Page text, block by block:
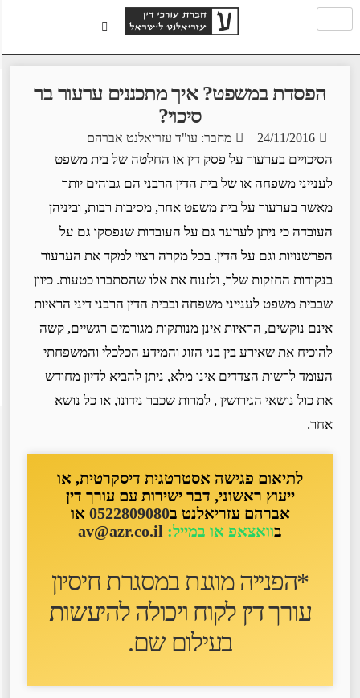
הפסדת במשפט? איך מתכננים ערעור בר
סיכוי?
24/11/2016 מחבר: עו"ד עזריאלנט אברהם
הסיכויים בערעור על פסק דין או החלטה של בית משפט
לענייני משפחה או של בית הדין הרבני הם גבוהים יותר
מאשר בערעור על בית משפט אחר, מסיבות רבות, וביניהן
העובדה כי ניתן לערער גם על העובדות שנפסקו גם על
הפרשנויות וגם על הדין. בכל מקרה רצוי למקד את הערעור
בנקודות החזקות שלך, ולזנוח את אלו שהסתברו כטעות. כיוון
שבבית משפט לענייני משפחה ובבית הדין הרבני דיני הראיות
אינם נוקשים, הראיות אינן מנותקות מגורמים רגשיים, קשה
להוכיח את שאירע בין בני הזוג והמידע הכלכלי והמשפחתי
העומד לרשות הצדדים אינו מלא, ניתן להביא לדיון מחודש
את כול נושאי הגירושין , למרות שכבר נידונו, או כל נושא
אחר.
לתיאום פגישה אסטרטגית דיסקרטית, או
ייעוץ ראשוני, דבר ישירות עם עורך דין
אברהם עזריאלנט ב0522809080או
בוואצאפ או במייל:av@azr.co.il
*הפנייה מוגנת במסגרת חיסיון
עורך דין לקוח ו יכולה להיעשות
בעילום שם.